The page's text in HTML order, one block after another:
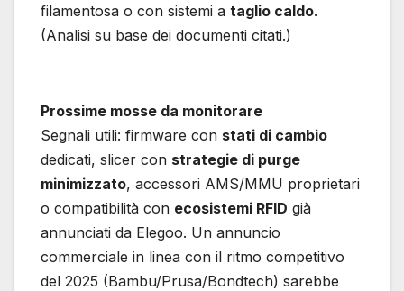
filamentosa o con sistemi a taglio caldo.
(Analisi su base dei documenti citati.)
Prossime mosse da monitorare
Segnali utili: firmware con stati di cambio
dedicati, slicer con strategie di purge
minimizzato, accessori AMS/MMU proprietari
o compatibilità con ecosistemi RFID già
annunciati da Elegoo. Un annuncio
commerciale in linea con il ritmo competitivo
del 2025 (Bambu/Prusa/Bondtech) sarebbe